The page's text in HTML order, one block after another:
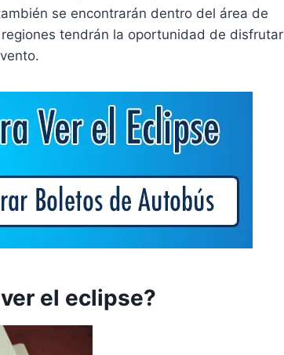
se encontrarán dentro del área de
tendrán la oportunidad de disfrutar
el eclipse?